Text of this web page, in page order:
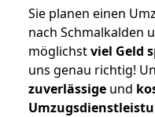
Sie planen einen
nach Schmalkalden
möglichstviel Geld
uns genau richtig!
zuverlässige und